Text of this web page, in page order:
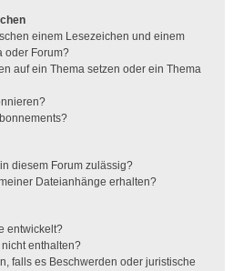
einem Lesezeichen und einem
oder Forum?
auf ein Thema setzen oder ein Thema
diesem Forum zulässig?
Dateianhänge erhalten?
entwickelt?
enthalten?
falls es Beschwerden oder juristische